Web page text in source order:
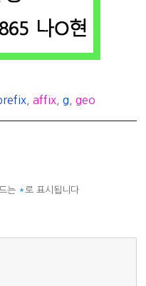
, affix, g geo
는 *로 표시됩니다